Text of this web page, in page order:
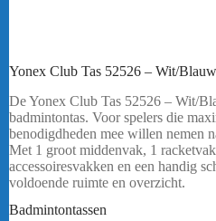
Yonex Club Tas 52526 – Wit/Blauw
De Yonex Club Tas 52526 – Wit/
badmintontas. Voor spelers die
benodigdheden mee willen nemen
Met 1 groot middenvak, 1
accessoiresvakken en een handig
voldoende ruimte en overzicht.
Badmintontassen